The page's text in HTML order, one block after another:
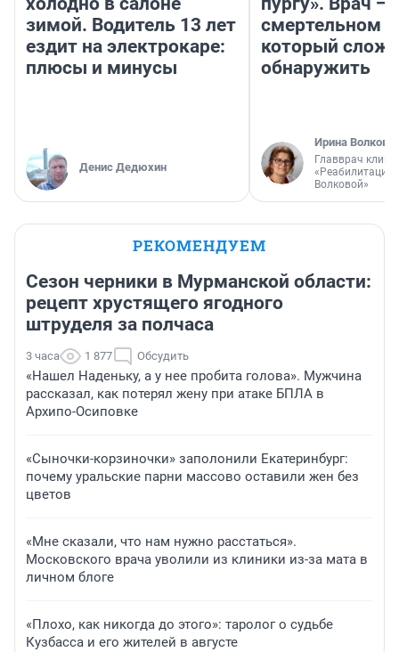
зимой. Водитель 13 лет
ездит на электрокаре:
плюсы и минусы
Денис Дедюхин
смертельном
который
обнаружить
Ирина Волкова
Главврач
«Реабилитация
Волковой»
РЕКОМЕНДУЕМ
Сезон черники в Мурманской области:
рецепт хрустящего ягодного
штруделя за полчаса
3 часа 1 877 Обсудить
«Нашел Наденьку, а у нее пробита голова». Мужчина
рассказал, как потерял жену при атаке БПЛА в
Архипо-Осиповке
«Сыночки-корзиночки» заполонили Екатеринбург:
почему уральские парни массово оставили жен без
цветов
«Мне сказали, что нам нужно расстаться».
Московского врача уволили из клиники из-за мата в
личном блоге
«Плохо, как никогда до этого»: таролог о судьбе
Кузбасса и его жителей в августе